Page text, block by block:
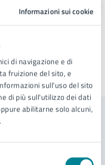
Informazioni sui cookie
di navigazione e di
fruizione del sito, e
sull'uso del sito
di più sull'utilizzo dei dati
abilitarne solo alcuni,
16:54